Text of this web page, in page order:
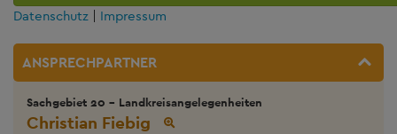
Datenschutz | Impressum
ANSPRECHPARTNER
Sachgebiet 20 - Landkreisangelegenheiten
Christian Fiebig